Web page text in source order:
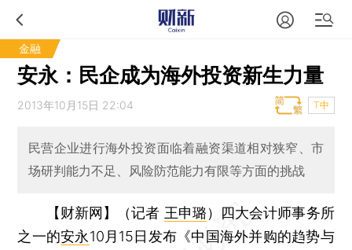
金融
安永：民企成为海外投资新生力量
2013年10月15日 22:04 T中
民营企业进行海外投资面临着融资渠道相对狭窄、市
场研判能力不足、风险防范能力有限等方面的挑战
【财新网】（记者 王申璐） 四大会计师事务所
之一的安永10月15日发布《中国海外并购的趋势与